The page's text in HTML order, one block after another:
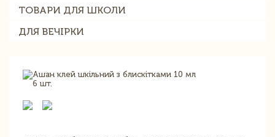
ТОВАРИ ДЛЯ ШКОЛИ
ДЛЯ ВЕЧІРКИ